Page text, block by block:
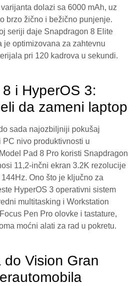
dolazi sa 6000 mAh, uz
brzo žično i bežično punjenje.
seriji daje Snapdragon 8 Elite
je optimizovana za zahtevnu
pri 120 kadrova u sekundi.
i HyperOS 3:
da zameni laptop
sada najozbiljniji pokušaj
PC nivo produktivnosti u
Pad 8 Pro koristi Snapdragon
11,2-inčni ekran 3.2K rezolucije
Ono što je ključno za
HyperOS 3 operativni sistem
multitasking i Workstation
Pen Pro olovke i tastature,
moćni alati za rad u pokretu.
Vision Gran